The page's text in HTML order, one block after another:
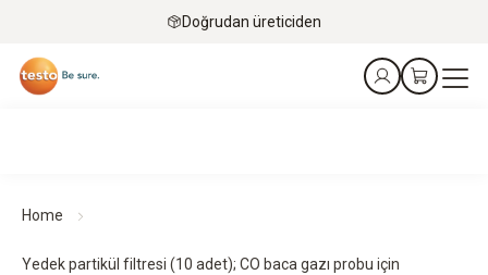
Doğrudan üreticiden
Home
Yedek partikül filtresi (10 adet); CO baca gazı probu için